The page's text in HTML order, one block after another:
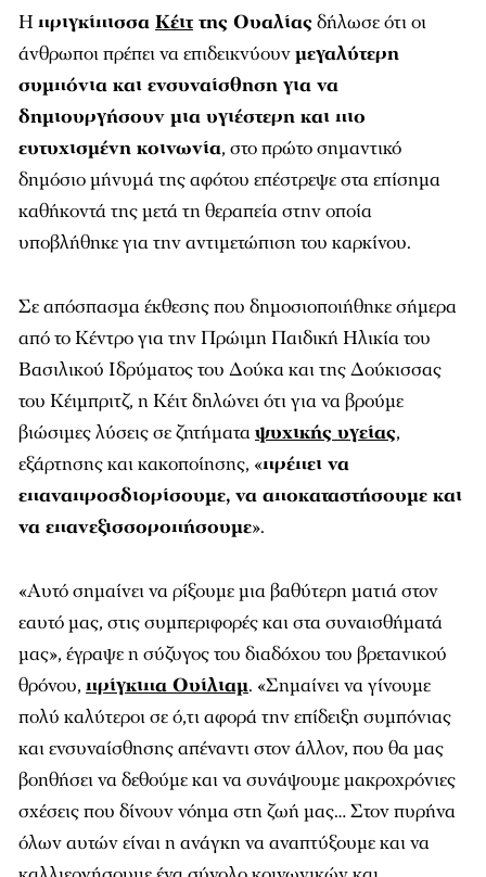
Ηπριγκίπισσα Κέιτ της Ουαλίαςδήλωσε ότι οι
άνθρωποι πρέπει να επιδεικνύουνμεγαλύτερη
συμπόνια και ενσυναίσθηση για να
δημιουργήσουν μια υγιέστερη και πιο
ευτυχισμένη κοινωνία, στο πρώτο σημαντικό
δημόσιο μήνυμά της αφότου επέστρεψε στα επίσημα
καθήκοντά της μετά τη θεραπεία στην οποία
υποβλήθηκε για την αντιμετώπιση του καρκίνου.
Σε απόσπασμα έκθεσης που δημοσιοποιήθηκε σήμερα
από το Κέντρο για την Πρώιμη Παιδική Ηλικία του
Βασιλικού Ιδρύματος του Δούκα και της Δούκισσας
του Κέιμπριτζ, η Κέιτ δηλώνει ότι για να βρούμε
βιώσιμες λύσεις σε ζητήματαψυχικής υγείας,
εξάρτησης και κακοποίησης, «πρέπει να
επαναπροσδιορίσουμε, να αποκαταστήσουμε και
να επανεξισσοροπήσουμε».
«Αυτό σημαίνει να ρίξουμε μια βαθύτερη ματιά στον
εαυτό μας, στις συμπεριφορές και στα συναισθήματά
μας», έγραψε η σύζυγος του διαδόχου του βρετανικού
θρόνου, πρίγκιπα Ουίλιαμ. «Σημαίνει να γίνουμε
πολύ καλύτεροι σε ό,τι αφορά την επίδειξη συμπόνιας
και ενσυναίσθησης απέναντι στον άλλον, που θα μας
βοηθήσει να δεθούμε και να συνάψουμε μακροχρόνιες
σχέσεις που δίνουν νόημα στη ζωή μας… Στον πυρήνα
όλων αυτών είναι η ανάγκη να αναπτύξουμε και να